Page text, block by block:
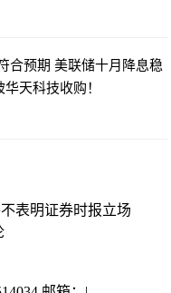
合预期 美联储十月降息稳
天科技收购！
表明证券时报立场